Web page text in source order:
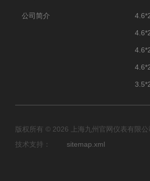
公司简介
版权所有 © 2026 上海九州官网仪表有限
技术支持： sitemap.xml